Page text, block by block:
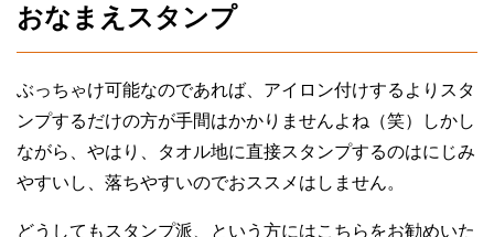
おなまえスタンプ
ぶっちゃけ可能なのであれば、アイロン付けするよりスタ
ンプするだけの方が手間はかかりませんよね（笑）しかし
ながら、やはり、タオル地に直接スタンプするのはにじみ
やすいし、落ちやすいのでおススメはしません。
どうしてもスタンプ派、という方にはこちらをお勧めいた